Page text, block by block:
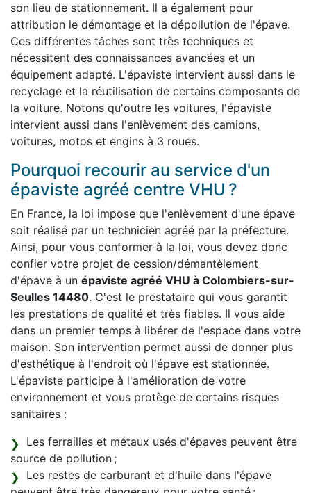
son lieu de stationnement. Il a également pour
attribution le démontage et la dépollution de l'épave.
Ces différentes tâches sont très techniques et
nécessitent des connaissances avancées et un
équipement adapté. L'épaviste intervient aussi dans le
recyclage et la réutilisation de certains composants de
la voiture. Notons qu'outre les voitures, l'épaviste
intervient aussi dans l'enlèvement des camions,
voitures, motos et engins à 3 roues.
Pourquoi recourir au service d'un
épaviste agréé centre VHU ?
En France, la loi impose que l'enlèvement d'une épave
soit réalisé par un technicien agréé par la préfecture.
Ainsi, pour vous conformer à la loi, vous devez donc
confier votre projet de cession/démantèlement
d'épave à un épaviste agréé VHU à Colombiers-sur-
Seulles 14480. C'est le prestataire qui vous garantit
les prestations de qualité et très fiables. Il vous aide
dans un premier temps à libérer de l'espace dans votre
maison. Son intervention permet aussi de donner plus
d'esthétique à l'endroit où l'épave est stationnée.
L'épaviste participe à l'amélioration de votre
environnement et vous protège de certains risques
sanitaires :
Les ferrailles et métaux usés d'épaves peuvent être
source de pollution ;
Les restes de carburant et d'huile dans l'épave